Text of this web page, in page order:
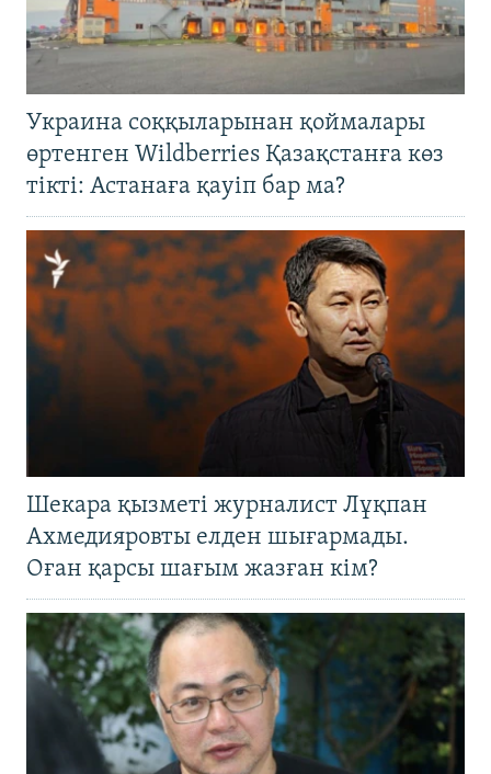
Украина соққыларынан қоймалары
өртенген Wildberries Қазақстанға көз
тікті: Астанаға қауіп бар ма?
Шекара қызметі журналист Лұқпан
Ахмедияровты елден шығармады.
Оған қарсы шағым жазған кім?